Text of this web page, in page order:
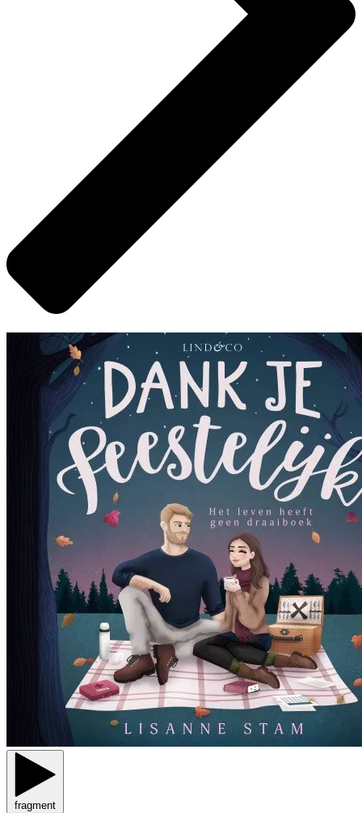
fragment